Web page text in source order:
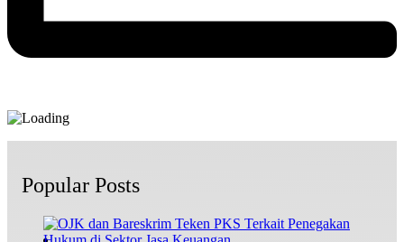
Popular Posts